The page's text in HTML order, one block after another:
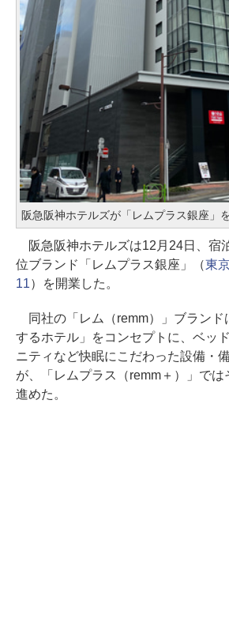
阪急阪神ホテルズが「レムプラス銀座」
阪急阪神ホテルズは12月24日、宿
位ブランド「レムプラス銀座」（東
11）を開業した。
同社の「レム（remm）」ブランド
するホテル」をコンセプトに、ベッ
ニティなど快眠にこだわった設備・
が、「レムプラス（remm＋）」では
進めた。